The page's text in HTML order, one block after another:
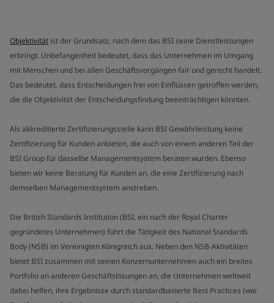
Objektivität ist der Grundsatz, nach dem das BSI seine Dienstleistungen
erbringt. Unbefangenheit bedeutet, dass das Unternehmen im Umgang
mit Menschen und bei allen Geschäftsvorgängen fair und gerecht handelt.
Das bedeutet, dass Entscheidungen frei von Einflüssen getroffen werden,
die die Objektivität der Entscheidungsfindung beeinträchtigen könnten.
Als akkreditierte Zertifizierungsstelle kann BSI Gewährleistung keine
Zertifizierung für Kunden anbieten, die auch von einem anderen Teil der
BSI Group für dasselbe Managementsystem beraten wurden. Ebenso
bieten wir keine Beratung für Kunden an, die eine Zertifizierung nach
demselben Managementsystem anstreben.
Die British Standards Institution (BSI, ein nach der Royal Charter
gegründetes Unternehmen) führt die Tätigkeit des National Standards
Body (NSB) im Vereinigten Königreich aus. Neben den NSB-Aktivitäten
bietet BSI zusammen mit seinen Konzernunternehmen auch ein breites
Portfolio an anderen Geschäftslösungen an, die Unternehmen weltweit
dabei helfen, ihre Ergebnisse durch standardbasierte Best Practices (wie